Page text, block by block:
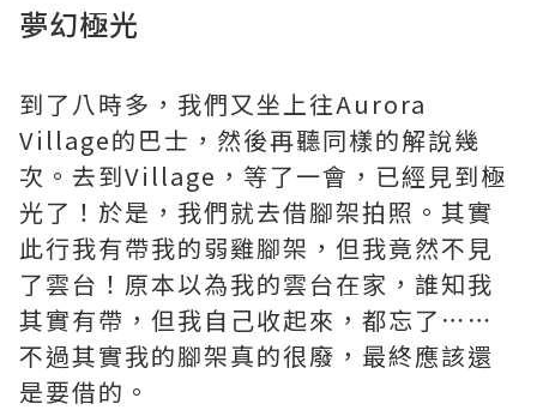
夢幻極光
到了八時多，我們又坐上往Aurora
Village的巴士，然後再聽同樣的解說幾
次。去到Village，等了一會，已經見到極
光了！於是，我們就去借腳架拍照。其實
此行我有帶我的弱雞腳架，但我竟然不見
了雲台！原本以為我的雲台在家，誰知我
其實有帶，但我自己收起來，都忘了⋯⋯
不過其實我的腳架真的很廢，最終應該還
是要借的。